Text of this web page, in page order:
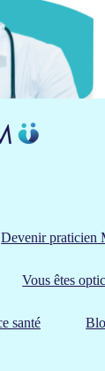
Devenir
Vous êtes
santé